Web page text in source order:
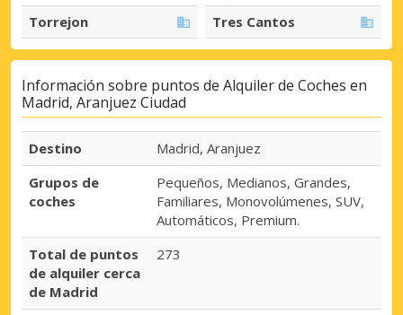
Torrejon
Tres Cantos
Información sobre puntos de Alquiler de Coches en
Madrid, Aranjuez Ciudad
Destino
Madrid, Aranjuez
Grupos de
coches
Pequeños, Medianos, Grandes,
Familiares, Monovolúmenes, SUV,
Automáticos, Premium.
Total de puntos
de alquiler cerca
de Madrid
273